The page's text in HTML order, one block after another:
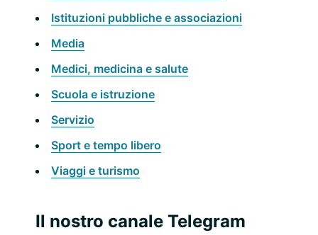
Istituzioni pubbliche e associazioni
Media
Medici, medicina e salute
Scuola e istruzione
Servizio
Sport e tempo libero
Viaggi e turismo
Il nostro canale Telegram